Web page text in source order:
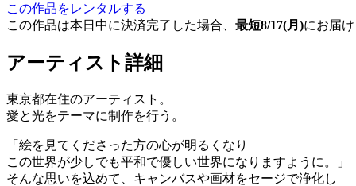
この作品をレンタルする
この作品は本日中に決済完了した場合、 最短8/17(月)にお届
アーティスト詳細
東京都在住のアーティスト。
愛と光をテーマに制作を行う。
「絵を見てくださった方の心が明るくなり
この世界が少しでも平和で優しい世界になりますように。」
そんな思いを込めて、キャンバスや画材をセージで浄化し